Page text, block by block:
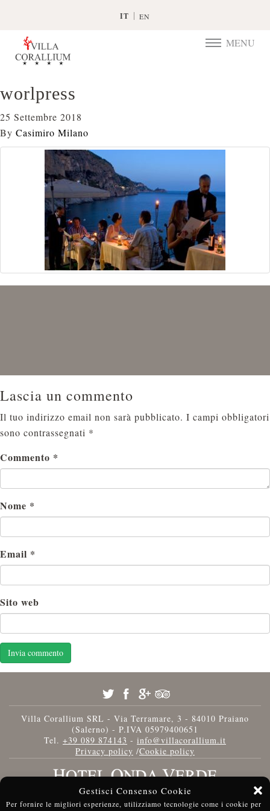
Gestisci Consenso Cookie
Per fornire le migliori esperienze, utilizziamo tecnologie come i cookie per
IT EN
TOGGLE
MENU
worlpress
25 Settembre 2018
By Casimiro Milano
Lascia un commento
Il tuo indirizzo email non sarà pubblicato. I campi obbligatori
sono contrassegnati *
Commento *
Nome *
Email *
Sito web
Villa Corallium SRL - Via Terramare, 3 - 84010 Praiano
(Salerno) - P.IVA 05979400651
Tel. +39 089 874143 - info@villacorallium.it
Privacy policy /Cookie policy